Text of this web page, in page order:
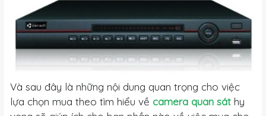
Và sau đây là những nội dung quan trọng cho việc
lựa chọn mua theo tìm hiểu về camera quan sát hy